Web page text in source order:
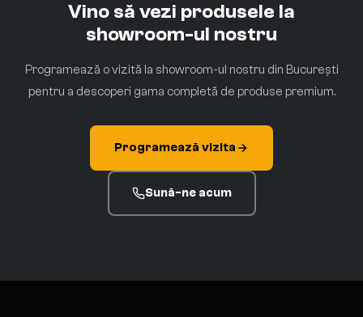
Vino să vezi produsele la
showroom-ul nostru
Programează o vizită la showroom-ul nostru din București
pentru a descoperi gama completă de produse premium.
Programează vizita
Sună-ne acum